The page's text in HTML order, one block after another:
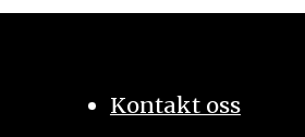
Kontakt oss